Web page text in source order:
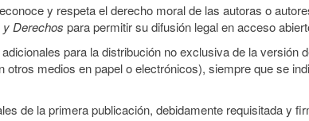
y respeta el derecho moral de las autoras o
Derechos para permitir su difusión legal en acceso
para la distribución no exclusiva de la versión
medios en papel o electrónicos), siempre que se
de la primera publicación, debidamente requisitada y